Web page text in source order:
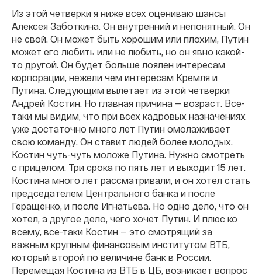
Из этой четверки я ниже всех оцениваю шансы
Алексея Заботкина. Он внутренний и непонятный. Он
не свой. Он может быть хорошим или плохим, Путин
может его любить или не любить, но он явно какой-
то другой. Он будет больше лоялен интересам
корпорации, нежели чем интересам Кремля и
Путина. Следующим вылетает из этой четверки
Андрей Костин. Но главная причина — возраст. Все-
таки мы видим, что при всех кадровых назначениях
уже достаточно много лет Путин омолаживает
свою команду. Он ставит людей более молодых.
Костин чуть-чуть моложе Путина. Нужно смотреть
с прицелом. Три срока по пять лет и выходит 15 лет.
Костина много лет рассматривали, и он хотел стать
председателем Центрального банка и после
Геращенко, и после Игнатьева. Но одно дело, что он
хотел, а другое дело, чего хочет Путин. И плюс ко
всему, все-таки Костин — это смотрящий за
важным крупным финансовым институтом ВТБ,
который второй по величине банк в России.
Перемещая Костина из ВТБ в ЦБ, возникает вопрос